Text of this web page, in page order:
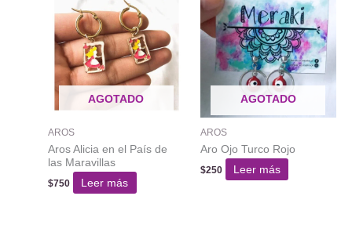
AGOTADO
AROS
Aros Alicia en el País de
las Maravillas
$750 Leer más
AGOTADO
AROS
Aro Ojo Turco Rojo
$250 Leer más